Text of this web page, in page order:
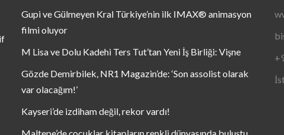
Gupi ve Gülmeyen Kral Türkiye’nin ilk IMAX® animasyon
filmi oluyor
M Lisa ve Dolu Kadehi Ters Tut’tan Yeni İş Birliği: Vişne
Gözde Demirbilek, NR1 Magazin’de: ‘Son assolist olarak
var olacağım!’
Kayseri’de izdiham değil, rekor vardı!